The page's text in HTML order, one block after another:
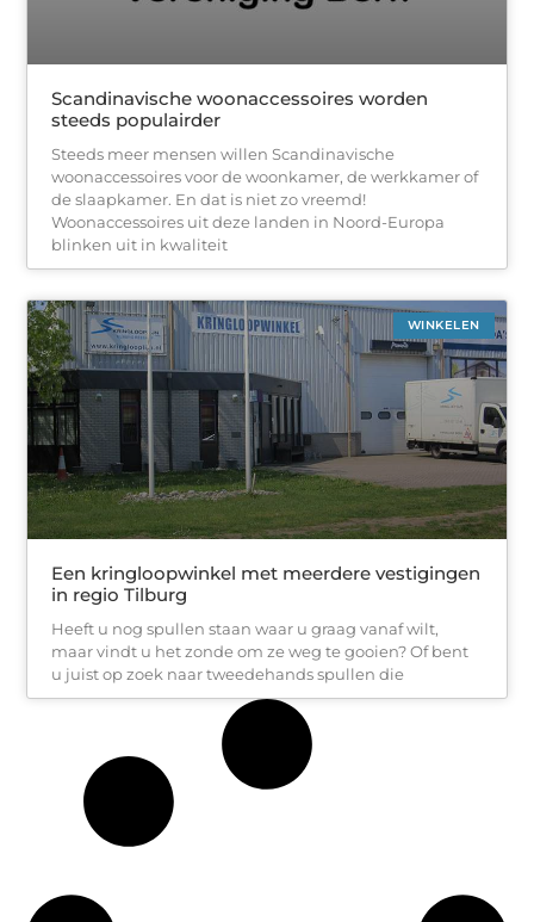
Scandinavische woonaccessoires worden
steeds populairder
Steeds meer mensen willen Scandinavische
woonaccessoires voor de woonkamer, de werkkamer of
de slaapkamer. En dat is niet zo vreemd!
Woonaccessoires uit deze landen in Noord-Europa
blinken uit in kwaliteit
WINKELEN
Een kringloopwinkel met meerdere vestigingen
in regio Tilburg
Heeft u nog spullen staan waar u graag vanaf wilt,
maar vindt u het zonde om ze weg te gooien? Of bent
u juist op zoek naar tweedehands spullen die